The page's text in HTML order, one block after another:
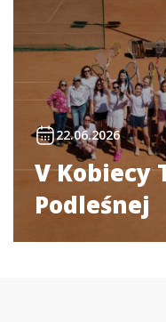
22.06.2026
V Kobiecy
Podleśnej